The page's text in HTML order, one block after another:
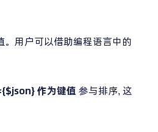
用户可以借助编程语言中的
作为键值 参与排序, 这